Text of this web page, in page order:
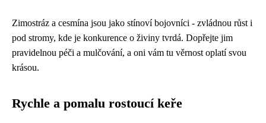
Zimostráz a cesmína jsou jako stínoví bojovníci - zvládnou růst i
pod stromy, kde je konkurence o živiny tvrdá. Dopřejte jim
pravidelnou péči a mulčování, a oni vám tu věrnost oplatí svou
krásou.
Rychle a pomalu rostoucí keře